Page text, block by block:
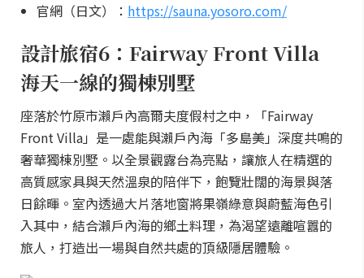
官網（日文）： https://sauna.yosoro.com/
設計旅宿6：Fairway Front Villa
海天一線的獨棟別墅
座落於竹原市瀨戶內高爾夫度假村之中，「Fairway
Front Villa」是一處能與瀨戶內海「多島美」深度共鳴的
奢華獨棟別墅。以全景觀露台為亮點，讓旅人在精選的
高質感家具與天然溫泉的陪伴下，飽覽壯闊的海景與落
日餘暉。室內透過大片落地窗將果嶺綠意與蔚藍海色引
入其中，結合瀨戶內海的鄉土料理，為渴望遠離喧囂的
旅人，打造出一場與自然共處的頂級隱居體驗。